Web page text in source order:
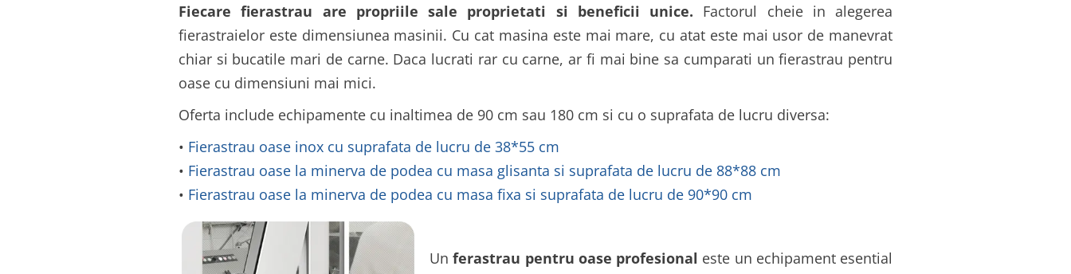
Fiecare fierastrau are propriile sale proprietati si beneficii unice. Factorul cheie in alegerea
fierastraielor este dimensiunea masinii. Cu cat masina este mai mare, cu atat este mai usor de manevrat
chiar si bucatile mari de carne. Daca lucrati rar cu carne, ar fi mai bine sa cumparati un fierastrau pentru
oase cu dimensiuni mai mici.
Oferta include echipamente cu inaltimea de 90 cm sau 180 cm si cu o suprafata de lucru diversa:
• Fierastrau oase inox cu suprafata de lucru de 38*55 cm
• Fierastrau oase la minerva de podea cu masa glisanta si suprafata de lucru de 88*88 cm
• Fierastrau oase la minerva de podea cu masa fixa si suprafata de lucru de 90*90 cm
Unferastrau pentru oase profesional este un echipament esential